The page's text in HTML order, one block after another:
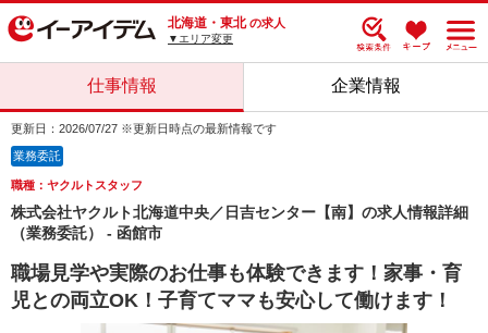
北海道・東北 の求人
▼エリア変更
仕事情報 企業情報
更新日：2026/07/27 ※更新日時点の最新情報です
業務委託
職種：ヤクルトスタッフ
株式会社ヤクルト北海道中央／日吉センター【南】の求人情報詳細
（業務委託） - 函館市
職場見学や実際のお仕事も体験できます！家事・育
児との両立OK！子育てママも安心して働けます！